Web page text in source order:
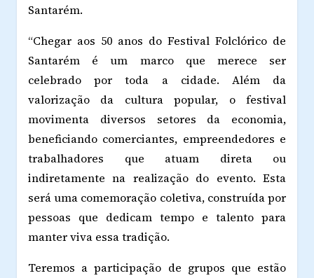
Santarém.
“Chegar aos 50 anos do Festival Folclórico de
Santarém é um marco que merece ser
celebrado por toda a cidade. Além da
valorização da cultura popular, o festival
movimenta diversos setores da economia,
beneficiando comerciantes, empreendedores e
trabalhadores que atuam direta ou
indiretamente na realização do evento. Esta
será uma comemoração coletiva, construída por
pessoas que dedicam tempo e talento para
manter viva essa tradição.
Teremos a participação de grupos que estão